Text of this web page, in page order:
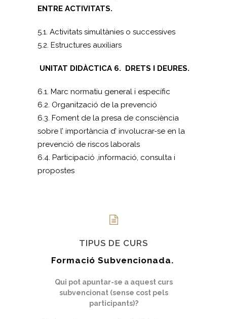
ENTRE ACTIVITATS.
5.1. Activitats simultànies o successives
5.2. Estructures auxiliars
UNITAT DIDÀCTICA 6. DRETS I DEURES.
6.1. Marc normatiu general i específic
6.2. Organització de la prevenció
6.3. Foment de la presa de consciència
sobre l’ importància d’ involucrar-se en la
prevenció de riscos laborals
6.4. Participació ,informació, consulta i
propostes
TIPUS DE CURS
Formació Subvencionada.
Qui pot apuntar-se a aquest curs
subvencionat (sense cost pels
participants)?